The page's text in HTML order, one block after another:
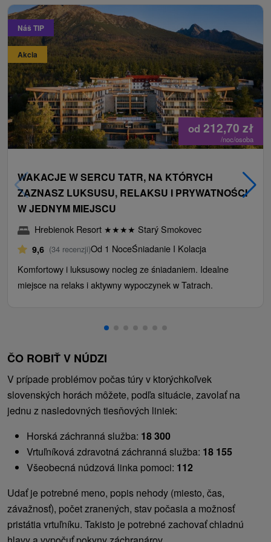
Náš TIP
Akcia
od 212,70 zł
/noc/osoba
WAKACJE W SERCU TATR, NA KTÓRYCH
ZAZNASZ LUKSUSU, RELAKSU I PRYWATNOŚCI
W JEDNYM MIEJSCU
Hrebienok Resort ★★★★ Starý Smokovec
9,6 (34 recenzji)Od 1 NoceŚniadanie I Kolacja
Komfortowy i luksusowy nocleg ze śniadaniem. Idealne
miejsce na relaks i aktywny wypoczynek w Tatrach.
ČO ROBIŤ V NÚDZI
V prípade problémov počas túry v ktorýchkoľvek
slovenských horách môžete, podľa situácie, zavolať na
jednu z nasledovných tiesňových liniek:
Horská záchranná služba: 18 300
Vrtuľníková zdravotná záchranná služba: 18 155
Všeobecná núdzová linka pomoci: 112
Udať je potrebné meno, popis nehody (miesto, čas,
závažnosť), počet zranených, stav počasia a možnosť
pristátia vrtuľníku. Takisto je potrebné zachovať chladnú